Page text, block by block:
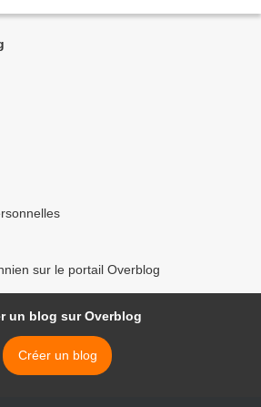
sur le portail Overblog
un blog sur Overblog
Créer un blog